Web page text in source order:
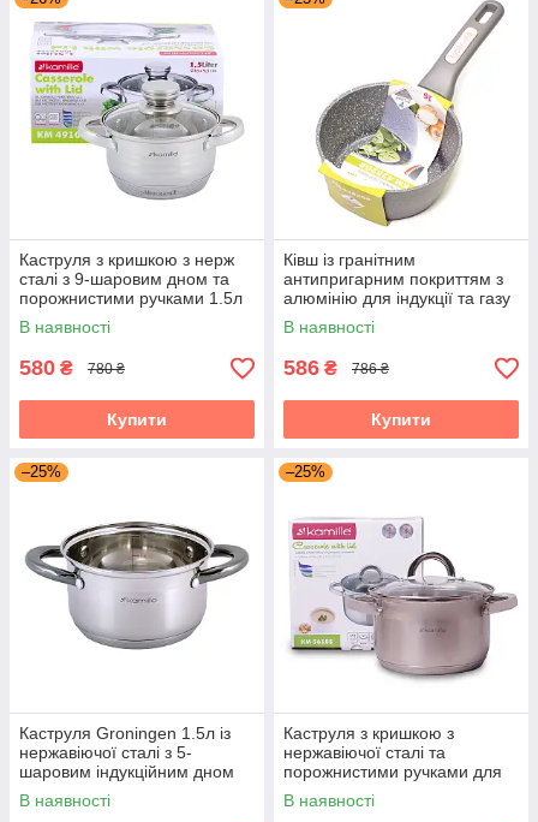
Каструля з кришкою з нерж
сталі з 9-шаровим дном та
порожнистими ручками 1.5л
для індукції та газу Kamille
KM-4910
В наявності
580 ₴ 780 ₴
Купити
Ківш із гранітним
антипригарним покриттям з
алюмінію для індукції та газу
(1.2 л) Kamille KM-4282GR
В наявності
586 ₴ 786 ₴
Купити
–25%
Каструля Groningen 1.5л із
нержавіючої сталі з 5-
шаровим індукційним дном
Kamille KM-4920
В наявності
–25%
Каструля з кришкою з
нержавіючої сталі та
порожнистими ручками для
індукції та газу (2.5 л) Kamille
KM-5618S
В наявності